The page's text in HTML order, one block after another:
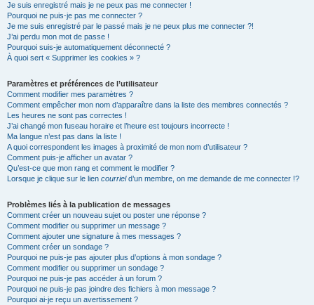
Je suis enregistré mais je ne peux pas me connecter !
Pourquoi ne puis-je pas me connecter ?
Je me suis enregistré par le passé mais je ne peux plus me connecter ?!
J’ai perdu mon mot de passe !
Pourquoi suis-je automatiquement déconnecté ?
À quoi sert « Supprimer les cookies » ?
Paramètres et préférences de l’utilisateur
Comment modifier mes paramètres ?
Comment empêcher mon nom d’apparaître dans la liste des membres connectés ?
Les heures ne sont pas correctes !
J’ai changé mon fuseau horaire et l’heure est toujours incorrecte !
Ma langue n’est pas dans la liste !
A quoi correspondent les images à proximité de mon nom d’utilisateur ?
Comment puis-je afficher un avatar ?
Qu’est-ce que mon rang et comment le modifier ?
Lorsque je clique sur le lien courrield’un membre, on me demande de me connecter !?
Problèmes liés à la publication de messages
Comment créer un nouveau sujet ou poster une réponse ?
Comment modifier ou supprimer un message ?
Comment ajouter une signature à mes messages ?
Comment créer un sondage ?
Pourquoi ne puis-je pas ajouter plus d’options à mon sondage ?
Comment modifier ou supprimer un sondage ?
Pourquoi ne puis-je pas accéder à un forum ?
Pourquoi ne puis-je pas joindre des fichiers à mon message ?
Pourquoi ai-je reçu un avertissement ?